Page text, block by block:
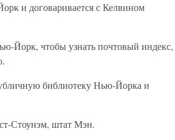
и договаривается с Келвином
Йорк, чтобы узнать почтовый индекс,
библиотеку Нью-Йорка и
Стоунэм, штат Мэн.